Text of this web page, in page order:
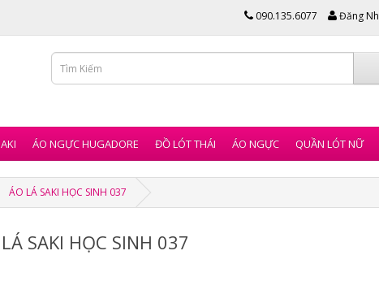
090.135.6077 Đăng
ÁO NGỰC HUGADORE ĐỒ LÓT THÁI ÁO NGỰC QUẦN LÓT NỮ
ÁO LÁ SAKI HỌC SINH 037
SAKI HỌC SINH 037